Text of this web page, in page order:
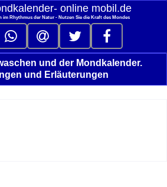
online mobil.de
im Rhythmus der Natur - Nutzen Sie die Kraft des Mondes
und der Mondkalender.
und Erläuterungen